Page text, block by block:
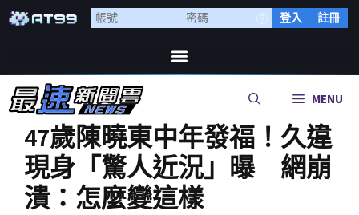
登入 註冊
MENU
47歲陳曉東中年發福！久違
現身「驚人近況」曝 網崩
潰：怎麼變這樣